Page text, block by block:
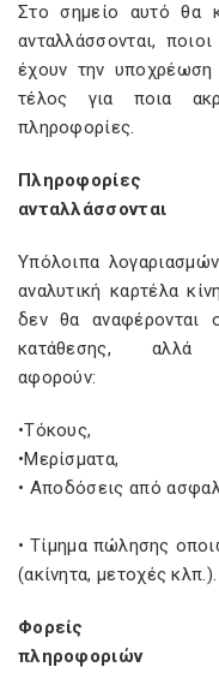
Στο σημείο αυτό θα
ανταλλάσσονται,
έχουν την
τέλος για ποια
πληροφορίες.
ανταλλάσσονται
Υπόλοιπα
αναλυτική καρτέλα
δεν θα αναφέρονται
κατάθεσης,
• Αποδόσεις
• Τίμημα πώλησης
(ακίνητα,
Φορείς
πληροφοριών